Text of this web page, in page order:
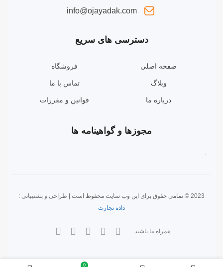
info@ojayadak.com
دسترسی های سریع
صفحه اصلی فروشگاه
وبلاگ تماس با ما
درباره ما قوانین و مقررات
مجوزها و گواهینامه ها
2023 © تمامی حقوق برای این وب سایت محفوظ است | طراحی و پشتیبانی :
داده تجارت
همراه ما باشید:
0